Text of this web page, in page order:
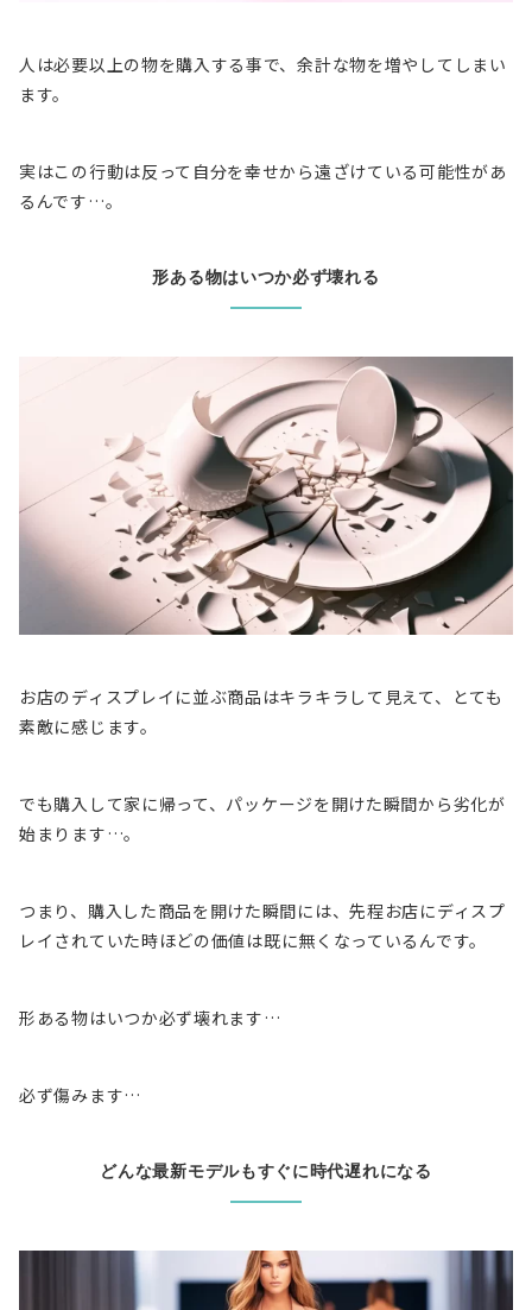
人は必要以上の物を購入する事で、余計な物を増やしてしまい
ます。
実はこの行動は反って自分を幸せから遠ざけている可能性があ
るんです…。
形ある物はいつか必ず壊れる
お店のディスプレイに並ぶ商品はキラキラして見えて、とても
素敵に感じます。
でも購入して家に帰って、 パッケージを開けた瞬間から劣化が
始まります…。
つまり、購入した商品を開けた瞬間には、先程お店にディスプ
レイされていた時ほどの価値は既に無くなっている んです。
形ある物はいつか必ず壊れます…
必ず傷みます…
どんな最新モデルもすぐに時代遅れになる